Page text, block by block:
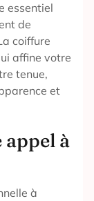
essentiel
de
coiffure
affine votre
tenue,
et
appel à
à